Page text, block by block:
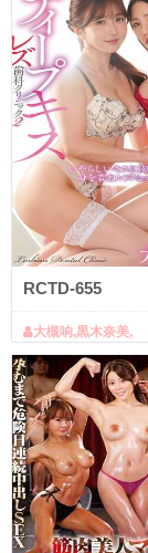
RCTD-655
大槻响,黒木奈美,
日々树梨花